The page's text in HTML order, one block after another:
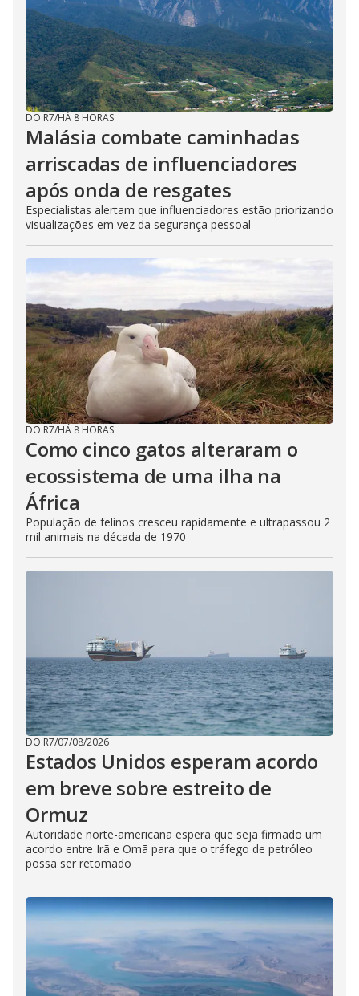
DO R7/HÁ 8 HORAS
Malásia combate caminhadas
arriscadas de influenciadores
após onda de resgates
Especialistas alertam que influenciadores estão priorizando
visualizações em vez da segurança pessoal
DO R7/HÁ 8 HORAS
Como cinco gatos alteraram o
ecossistema de uma ilha na
África
População de felinos cresceu rapidamente e ultrapassou 2
mil animais na década de 1970
DO R7/07/08/2026
Estados Unidos esperam acordo
em breve sobre estreito de
Ormuz
Autoridade norte-americana espera que seja firmado um
acordo entre Irã e Omã para que o tráfego de petróleo
possa ser retomado